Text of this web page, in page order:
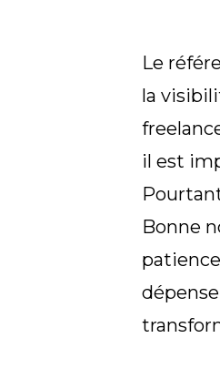
Le
la
il est
Bonne